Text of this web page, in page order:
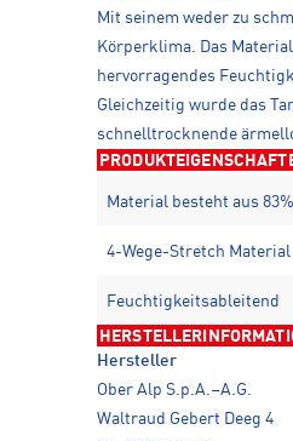
Mit seinem weder zu
Körperklima. Das
hervorragendes
Gleichzeitig wurde das
schnelltrocknende
Material besteht aus
4-Wege-Stretch Material
Feuchtigkeitsableitend
Hersteller
Ober Alp S.p.A.–A.G.
Waltraud Gebert Deeg 4